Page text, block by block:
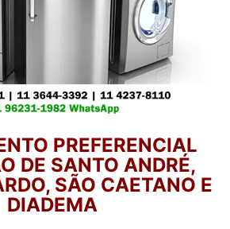
PREFERENCIAL
DE SANTO ANDRÉ,
SÃO CAETANO E
DIADEMA